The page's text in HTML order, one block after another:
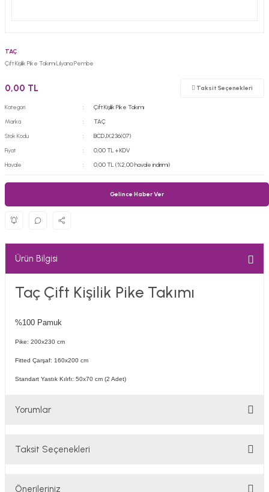
TAÇ
Çift Kişilik Pike Takımı Lılyana Pembe
0,00 TL Taksit Seçenekleri
Kategori
Çift Kişilik Pike Takımı
Marka
TAÇ
Stok Kodu
BCDJX236(07)
Fiyat
0,00 TL + KDV
Havale
0,00 TL (%2,00 havale indirimi)
Gelince Haber Ver
Ürün Bilgisi
Taç Çift Kişilik Pike Takımı
%100 Pamuk
Pike: 200x230 cm
Fitted Çarşaf: 160x200 cm
Standart Yastık Kılıfı: 50x70 cm (2 Adet)
Yorumlar
Taksit Seçenekleri
Önerileriniz